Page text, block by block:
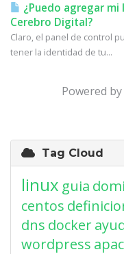
¿Puedo agregar
Cerebro Digital?
Claro, el panel de control
tener la identidad de tu...
Powered by
Tag Cloud
linux guia
centos
dns docker
wordpress